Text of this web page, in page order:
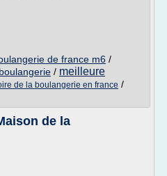
de france m6 /
/ meilleure
de la boulangerie en france /
de la